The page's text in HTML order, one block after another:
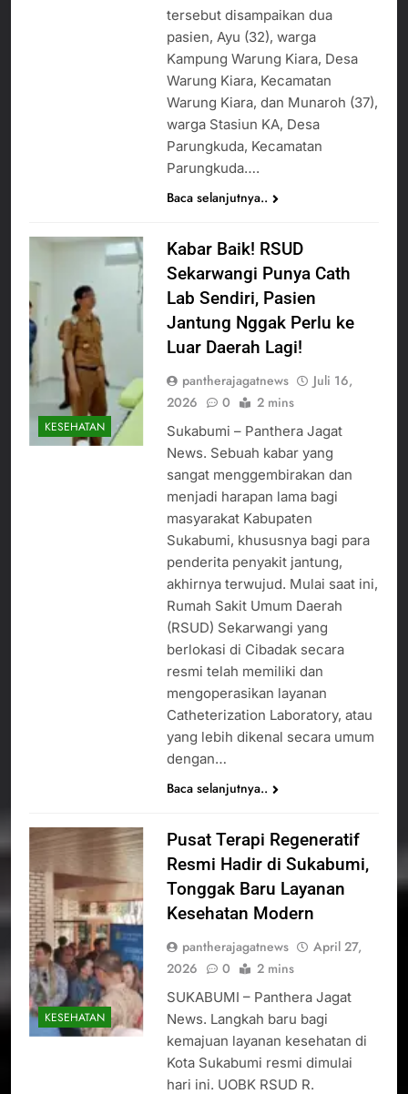
Kedekatan Kepala KUA
Pabuaran dengan Istri
Warga Mengemuka
Agustus 3, 2026
Sekdis Pendidikan Buka
Rakor Dewan
Pendidikan Bersama
Mitra Pendidikan di
Kabupaten Sukabumi
Agustus 3, 2026
Gercap Camat Arjasa
Langsung Turun
Lapangan Temui Warga
Desa Paseraman yang
Lumpuh dan Hidup
Sebatang Kara
Agustus 3, 2026
Poktan Kadupugur
Laksanakan Program
Oplah Non Rawa dan
PJIT 2026, Dukung
tersebut disampaikan dua
pasien, Ayu (32), warga
Kampung Warung Kiara, Desa
Warung Kiara, Kecamatan
Warung Kiara, dan Munaroh (37),
warga Stasiun KA, Desa
Parungkuda, Kecamatan
Parungkuda….
Baca selanjutnya..
KESEHATAN
Kabar Baik! RSUD
Sekarwangi Punya Cath
Lab Sendiri, Pasien
Jantung Nggak Perlu ke
Luar Daerah Lagi!
pantherajagatnews
Juli 16,
2026
0 2 mins
Sukabumi – Panthera Jagat
News. Sebuah kabar yang
sangat menggembirakan dan
menjadi harapan lama bagi
masyarakat Kabupaten
Sukabumi, khususnya bagi para
penderita penyakit jantung,
akhirnya terwujud. Mulai saat ini,
Rumah Sakit Umum Daerah
(RSUD) Sekarwangi yang
berlokasi di Cibadak secara
resmi telah memiliki dan
mengoperasikan layanan
Catheterization Laboratory, atau
yang lebih dikenal secara umum
dengan…
Baca selanjutnya..
KESEHATAN
Pusat Terapi Regeneratif
Resmi Hadir di Sukabumi,
Tonggak Baru Layanan
Kesehatan Modern
pantherajagatnews
April 27,
2026
0 2 mins
SUKABUMI – Panthera Jagat
News. Langkah baru bagi
kemajuan layanan kesehatan di
Kota Sukabumi resmi dimulai
hari ini. UOBK RSUD R.